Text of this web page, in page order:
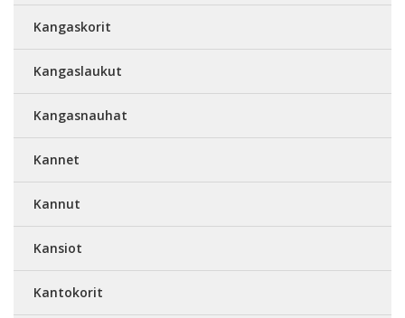
Kangaskorit
Kangaslaukut
Kangasnauhat
Kannet
Kannut
Kansiot
Kantokorit